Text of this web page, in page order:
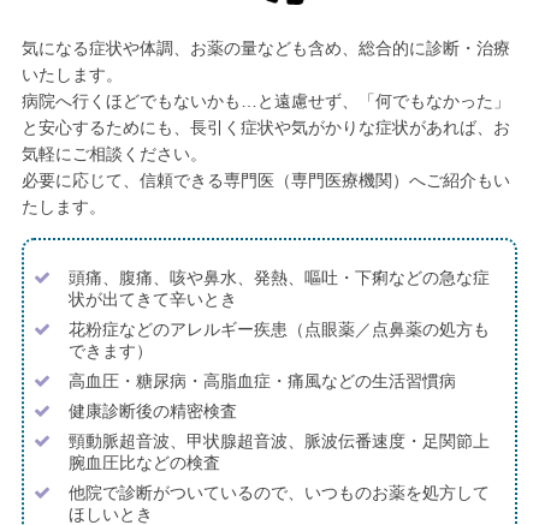
気になる症状や体調、お薬の量なども含め、総合的に診断・治療
いたします。
病院へ行くほどでもないかも…と遠慮せず、「何でもなかった」
と安心するためにも、長引く症状や気がかりな症状があれば、お
気軽にご相談ください。
必要に応じて、信頼できる専門医（専門医療機関）へご紹介もい
たします。
頭痛、腹痛、咳や鼻水、発熱、嘔吐・下痢などの急な症
状が出てきて辛いとき
花粉症などのアレルギー疾患（点眼薬／点鼻薬の処方も
できます）
高血圧・糖尿病・高脂血症・痛風などの生活習慣病
健康診断後の精密検査
頸動脈超音波、甲状腺超音波、脈波伝番速度・足関節上
腕血圧比などの検査
他院で診断がついているので、いつものお薬を処方して
ほしいとき